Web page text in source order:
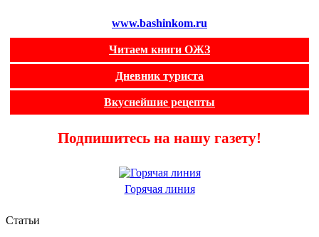
www.bashinkom.ru
Читаем книги ОЖЗ
Дневник туриста
Вкуснейшие рецепты
Подпишитесь на нашу газету!
Горячая линия
Статьи